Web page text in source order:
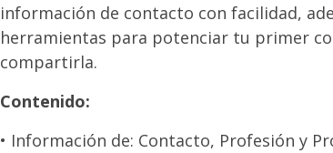
información de contacto con facilidad,
herramientas para potenciar tu primer
compartirla.
Contenido:
• Información de: Contacto, Profesión y